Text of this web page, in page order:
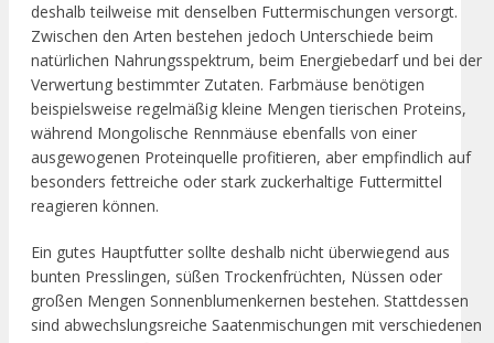
deshalb teilweise mit denselben Futtermischungen versorgt.
Zwischen den Arten bestehen jedoch Unterschiede beim
natürlichen Nahrungsspektrum, beim Energiebedarf und bei der
Verwertung bestimmter Zutaten. Farbmäuse benötigen
beispielsweise regelmäßig kleine Mengen tierischen Proteins,
während Mongolische Rennmäuse ebenfalls von einer
ausgewogenen Proteinquelle profitieren, aber empfindlich auf
besonders fettreiche oder stark zuckerhaltige Futtermittel
reagieren können.
Ein gutes Hauptfutter sollte deshalb nicht überwiegend aus
bunten Presslingen, süßen Trockenfrüchten, Nüssen oder
großen Mengen Sonnenblumenkernen bestehen. Stattdessen
sind abwechslungsreiche Saatenmischungen mit verschiedenen